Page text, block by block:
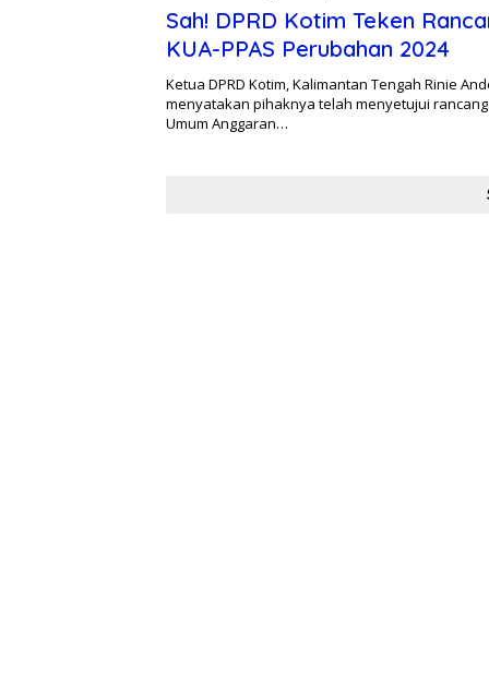
Sah! DPRD Kotim Teken
KUA-PPAS Perubahan 2024
Ketua DPRD Kotim, Kalimantan Tengah Rinie
menyatakan pihaknya telah menyetujui
Umum Anggaran…